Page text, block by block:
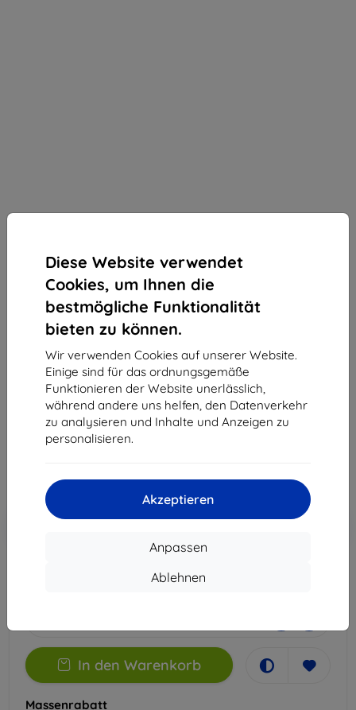
Diese Website verwendet
Cookies, um Ihnen die
bestmögliche Funktionalität
bieten zu können.
Wir verwenden Cookies auf unserer Website.
Einige sind für das ordnungsgemäße
Funktionieren der Website unerlässlich,
während andere uns helfen, den Datenverkehr
zu analysieren und Inhalte und Anzeigen zu
personalisieren.
Akzeptieren
Anpassen
Ablehnen
3mk Silky Matt Privacy Schutzfolie für Samsung
Galaxy M55
Geeignet für: Samsung Galaxy M55
14,90 €
13,41 €
ohne MWSt11,27 €
Rabatt mit Gutschein
In den
In den Warenkorb
Massenrabatt